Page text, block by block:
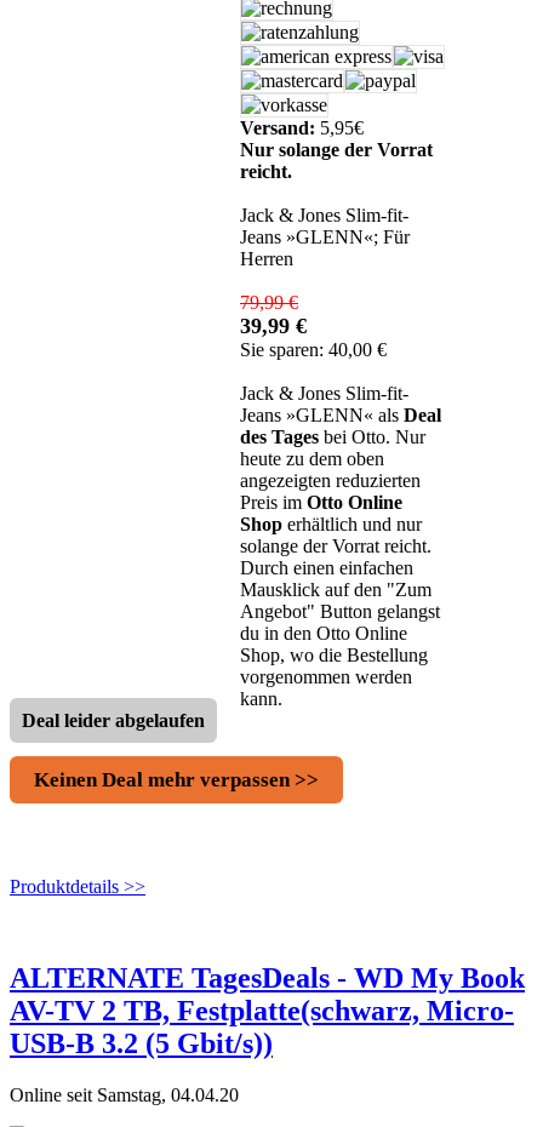
Versand: 5,95€
Nur solange der Vorrat
reicht.
Jack & Jones Slim-fit-
Jeans »GLENN«; Für
Herren
79,99 €
39,99 €
Sie sparen: 40,00 €
Jack & Jones Slim-fit-
Jeans »GLENN« als Deal
des Tages bei Otto. Nur
heute zu dem oben
angezeigten reduzierten
Preis im Otto Online
Shop erhältlich und nur
solange der Vorrat reicht.
Durch einen einfachen
Mausklick auf den "Zum
Angebot" Button gelangst
du in den Otto Online
Shop, wo die Bestellung
vorgenommen werden
kann.
Deal leider abgelaufen
Keinen Deal mehr verpassen >>
Produktdetails >>
ALTERNATE TagesDeals - WD My Book
AV-TV 2 TB, Festplatte(schwarz, Micro-
USB-B 3.2 (5 Gbit/s))
Online seit Samstag, 04.04.20